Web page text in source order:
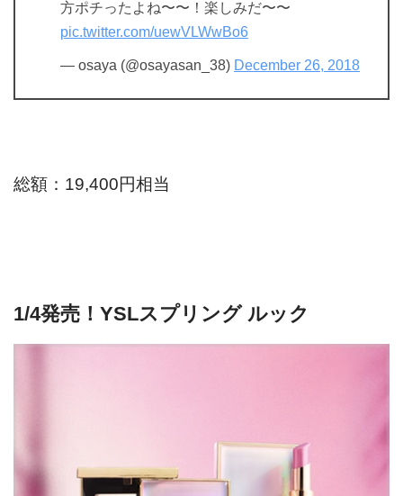
方ポチったよね〜〜！楽しみだ〜〜
pic.twitter.com/uewVLWwBo6
— osaya (@osayasan_38) December 26, 2018
総額：19,400円相当
1/4発売！YSLスプリング ルック